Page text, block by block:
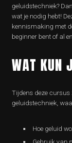
geluidstechniek?
wat je nodig hebt!
kennismaking met
beginner bent of al
WAT KUN
Tijdens deze
geluidstechniek,
Hoe geluid